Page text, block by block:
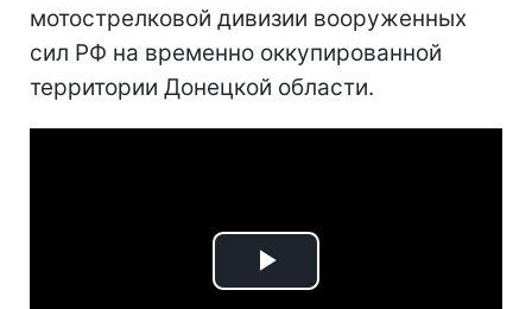
мотострелковой дивизии вооруженных
сил РФ на временно оккупированной
территории Донецкой области.
Play